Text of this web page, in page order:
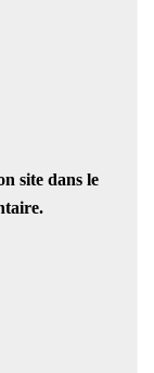
site dans le